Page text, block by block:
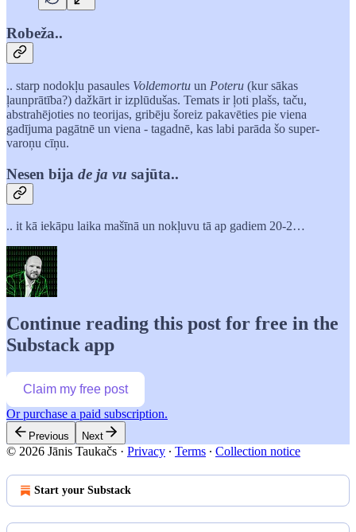
Robeža..
.. starp nodokļu pasaules Voldemortu un Poteru (kur sākas
ļaunprātība?) dažkārt ir izplūdušas. Temats ir ļoti plašs, taču,
abstrahējoties no teorijas, gribēju šoreiz pakavēties pie viena
gadījuma pagātnē un viena - tagadnē, kas labi parāda šo super-
varoņu cīņu.
Nesen bija de ja vu sajūta..
.. it kā iekāpu laika mašīnā un nokļuvu tā ap gadiem 20-2…
Continue reading this post for free in the
Substack app
Claim my free post
Or purchase a paid subscription.
Previous Next
© 2026 Jānis Taukačs · Privacy ∙ Terms ∙ Collection notice
Start your Substack